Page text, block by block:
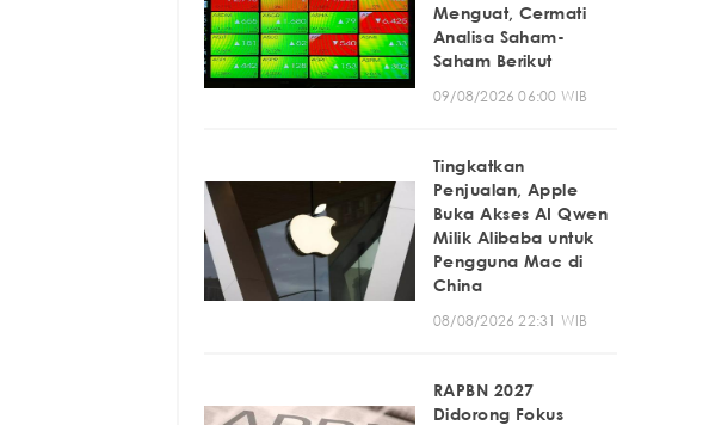
Menguat, Cermati
Analisa Saham-
Saham Berikut
09/08/2026 06:00 WIB
Tingkatkan
Penjualan, Apple
Buka Akses AI Qwen
Milik Alibaba untuk
Pengguna Mac di
China
08/08/2026 22:31 WIB
RAPBN 2027
Didorong Fokus